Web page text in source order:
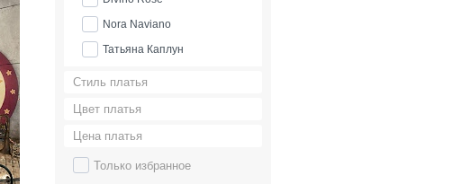
Nora Naviano
Татьяна Каплун
Стиль платья
Цвет платья
Цена платья
Только избранное